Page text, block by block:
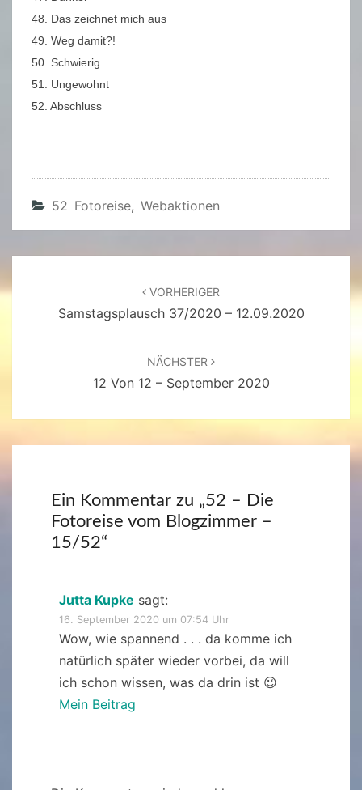
48. Das zeichnet mich aus
49. Weg damit?!
50. Schwierig
51. Ungewohnt
52. Abschluss
52 Fotoreise, Webaktionen
VORHERIGER
Samstagsplausch 37/2020 – 12.09.2020
NÄCHSTER
12 Von 12 – September 2020
Ein Kommentar zu „52 – Die
Fotoreise vom Blogzimmer –
15/52“
Jutta Kupke sagt:
16. September 2020 um 07:54 Uhr
Wow, wie spannend . . . da komme ich
natürlich später wieder vorbei, da will
ich schon wissen, was da drin ist 😉
Mein Beitrag